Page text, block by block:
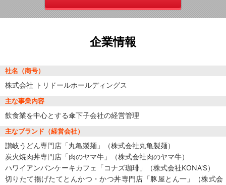
企業情報
社名（商号）
株式会社 トリドールホールディングス
主な事業内容
飲食業を中心とする傘下子会社の経営管理
主なブランド（経営会社）
讃岐うどん専門店「丸亀製麺」（株式会社丸亀製麺）
炭火焼肉丼専門店「肉のヤマ牛」（株式会社肉のヤマ牛）
ハワイアンパンケーキカフェ「コナズ珈琲」（株式会社KONA'S）
切りたて揚げたてとんかつ・かつ丼専門店「豚屋とん一」（株式会